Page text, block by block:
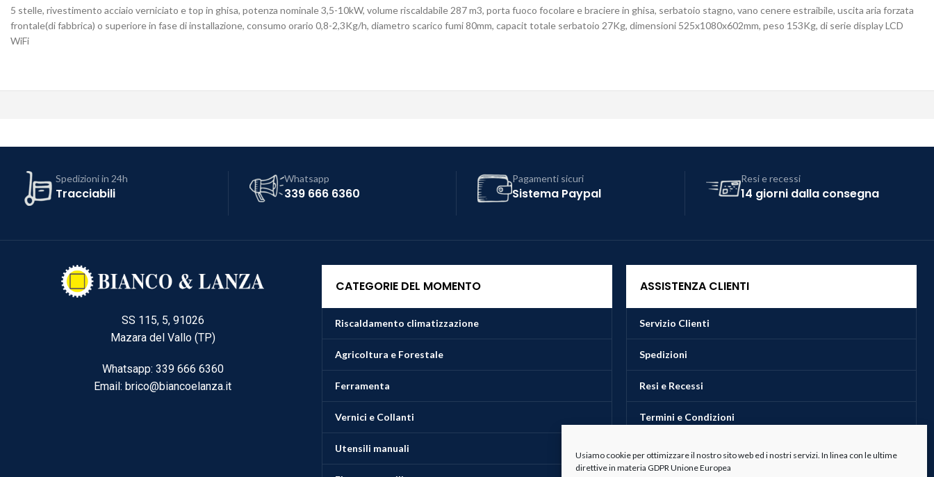
Usiamo cookie per ottimizzare il nostro sito web ed i nostri servizi. In linea con le ultime
direttive in materia GDPR Unione Europea
5 stelle, rivestimento acciaio verniciato e top in ghisa, potenza nominale 3,5-10kW, volume riscaldabile 287 m3, porta fuoco focolare e braciere in ghisa, serbatoio stagno, vano cenere estraibile, uscita aria forzata
frontale(di fabbrica) o superiore in fase di installazione, consumo orario 0,8-2,3Kg/h, diametro scarico fumi 80mm, capacit totale serbatoio 27Kg, dimensioni 525x1080x602mm, peso 153Kg, di serie display LCD
WiFi
Spedizioni in 24h
Tracciabili
Whatsapp
339 666 6360
Pagamenti sicuri
Sistema Paypal
Resi e recessi
14 giorni dalla consegna
SS 115, 5, 91026
Mazara del Vallo (TP)
Whatsapp: 339 666 6360
Email: brico@biancoelanza.it
CATEGORIE DEL MOMENTO
Riscaldamento climatizzazione
Agricoltura e Forestale
Ferramenta
Vernici e Collanti
Utensili manuali
ASSISTENZA CLIENTI
Servizio Clienti
Spedizioni
Resi e Recessi
Termini e Condizioni